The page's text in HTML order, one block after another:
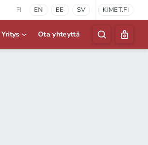
FI EN EE SV KIMET.FI
Yritys Ota yhteyttä